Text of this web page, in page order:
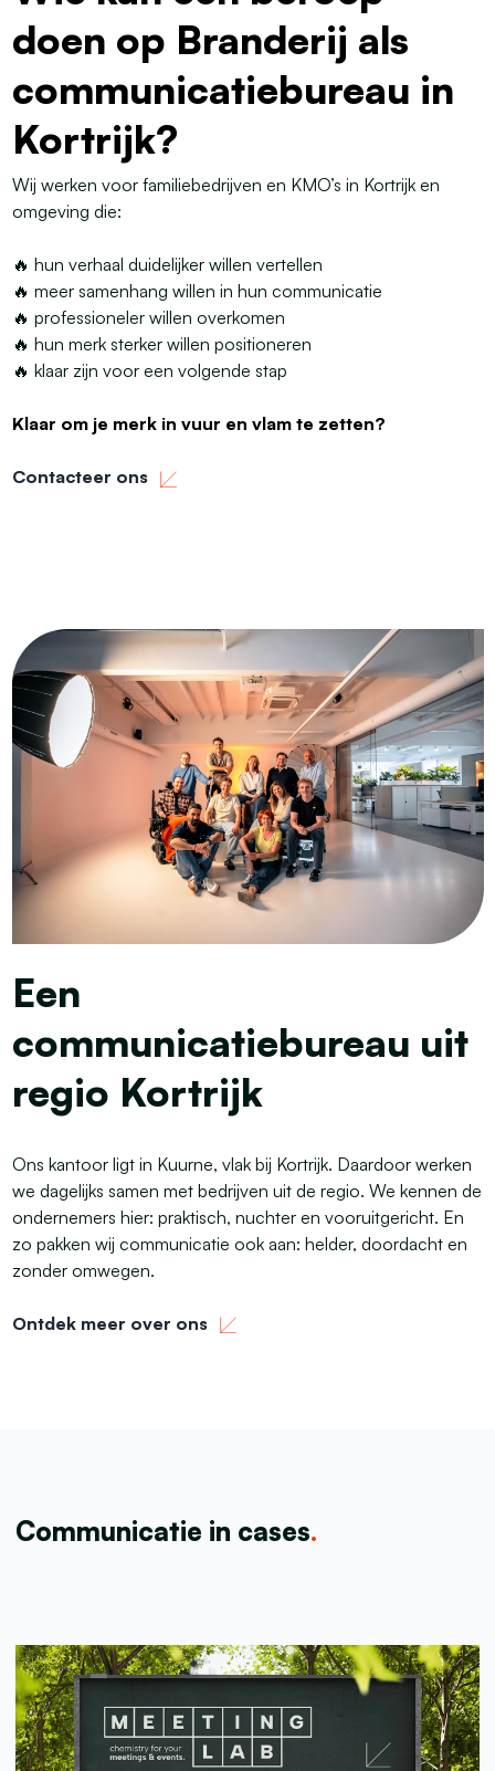
doen op Branderij als
communicatiebureau in
Kortrijk?
Wij werken voor familiebedrijven en KMO’s in Kortrijk en
omgeving die:
🔥 hun verhaal duidelijker willen vertellen
🔥 meer samenhang willen in hun communicatie
🔥 professioneler willen overkomen
🔥 hun merk sterker willen positioneren
🔥 klaar zijn voor een volgende stap
Klaar om je merk in vuur en vlam te zetten?
Contacteer ons
Een
communicatiebureau uit
regio Kortrijk
Ons kantoor ligt in Kuurne, vlak bij Kortrijk. Daardoor werken
we dagelijks samen met bedrijven uit de regio. We kennen de
ondernemers hier: praktisch, nuchter en vooruitgericht. En
zo pakken wij communicatie ook aan: helder, doordacht en
zonder omwegen.
Ontdek meer over ons
Communicatie in cases.